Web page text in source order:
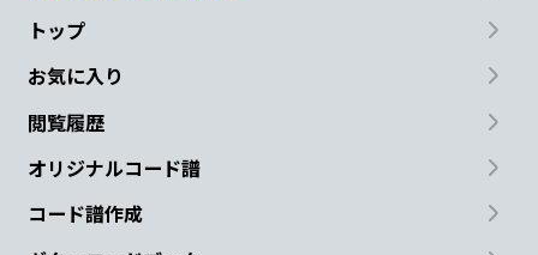
なんか
あ の日先
トップ
お気に入り
閲覧履歴
オリジナルコード譜
コード譜作成